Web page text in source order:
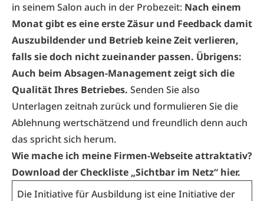
in seinem Salon auch in der Probezeit: Nach einem
Monat gibt es eine erste Zäsur und Feedback damit
Auszubildender und Betrieb keine Zeit verlieren,
falls sie doch nicht zueinander passen. Übrigens:
Auch beim Absagen-Management zeigt sich die
Qualität Ihres Betriebes. Senden Sie also
Unterlagen zeitnah zurück und formulieren Sie die
Ablehnung wertschätzend und freundlich denn auch
das spricht sich herum.
Wie mache ich meine Firmen-Webseite attraktativ?
Download der Checkliste „Sichtbar im Netz“ hier.
Die Initiative für Ausbildung ist eine Initiative der